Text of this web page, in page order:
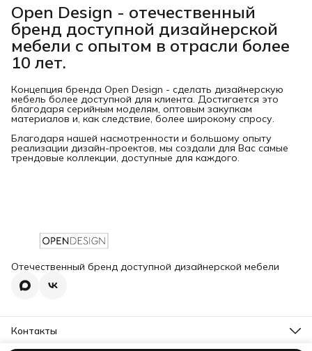
Open Design - отечественный
бренд доступной дизайнерской
мебели с опытом в отрасли более
10 лет.
Концепция бренда Open Design - сделать дизайнерскую
мебель более доступной для клиента. Достигается это
благодаря серийным моделям, оптовым закупкам
материалов и, как следствие, более широкому спросу.
Благодаря нашей насмотренности и большому опыту
реализации дизайн-проектов, мы создали для Вас самые
трендовые коллекции, доступные для каждого.
Отечественный бренд доступной дизайнерской мебели
Контакты
Адрес